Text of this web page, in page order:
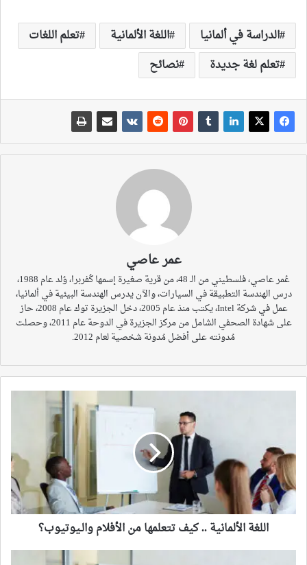
الدراسة في ألمانيا اللغة الألمانية
تعلم اللغات
تعلم لغة جديدة
نصائح
عمر عاصي
عُمر عاصي، فلسطيني من الـ 48، من قرية صغيرة إسمها كُفربرا، وُلد عام 1988،
درس الهندسة التطبيقة في السيارات، والآن يدرس الهندسة البيئية في ألمانيا،
عمل في شركة Intel، يكتب منذ عام 2005، دخل الجزيرة توك عام 2008، حاز
على شهادة الصحفي الشامل من مركز الجزيرة في الدوحة عام 2011، وحصلت
مُدونته على أفضل مُدونة شخصية لعام 2012.
تتعلمها
من
الأفلام
والـيوتيوب؟
اللغة الألمانية .. كيف تتعلمها من الأفلام والـيوتيوب؟